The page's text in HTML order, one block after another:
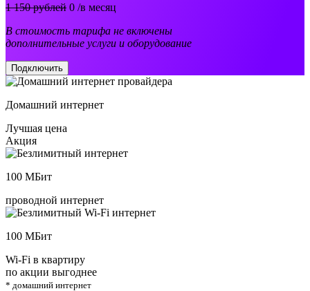
1 150 рублей 0 /в месяц
В стоимость тарифа не включены
дополнительные услуги и оборудование
Подключить
Домашний интернет
Лучшая цена
Акция
100 МБит
проводной интернет
100 МБит
Wi-Fi в квартиру
по акции выгоднее
* домашний интернет